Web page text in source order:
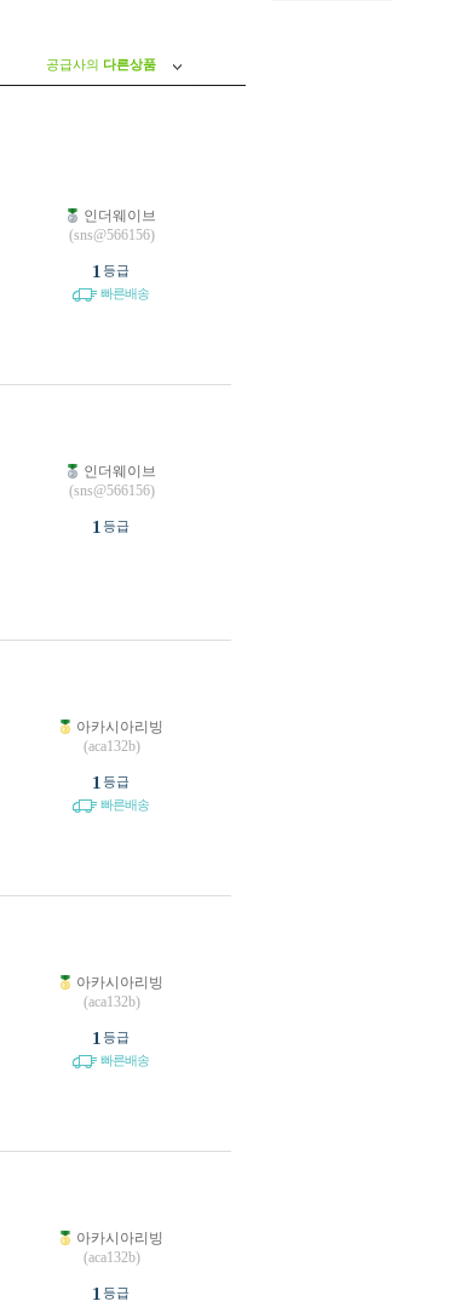
공급사의 다른상품
인더웨이브
(sns@566156)
1 등급
빠른배송
인더웨이브
(sns@566156)
1 등급
아카시아리빙
(aca132b)
1 등급
빠른배송
아카시아리빙
(aca132b)
1 등급
빠른배송
아카시아리빙
(aca132b)
1 등급